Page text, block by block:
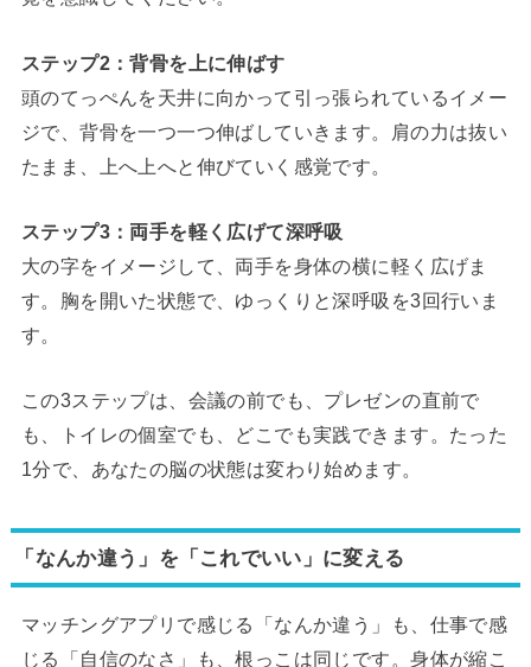
ステップ2：背骨を上に伸ばす
頭のてっぺんを天井に向かって引っ張られているイメー
ジで、背骨を一つ一つ伸ばしていきます。肩の力は抜い
たまま、上へ上へと伸びていく感覚です。
ステップ3：両手を軽く広げて深呼吸
大の字をイメージして、両手を身体の横に軽く広げま
す。胸を開いた状態で、ゆっくりと深呼吸を3回行いま
す。
この3ステップは、会議の前でも、プレゼンの直前で
も、トイレの個室でも、どこでも実践できます。たった
1分で、あなたの脳の状態は変わり始めます。
「なんか違う」を「これでいい」に変える
マッチングアプリで感じる「なんか違う」も、仕事で感
じる「自信のなさ」も、根っこは同じです。身体が縮こ